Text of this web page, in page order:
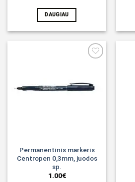
DAUGIAU
Noriu!
Permanentinis markeris
Centropen 0,3mm, juodos
sp.
1.00€